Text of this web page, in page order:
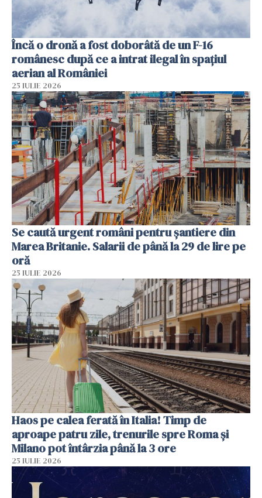
Încă o dronă a fost doborâtă de un F-16
românesc după ce a intrat ilegal în spațiul
aerian al României
25 IULIE 2026
Se caută urgent români pentru șantiere din
Marea Britanie. Salarii de până la 29 de lire pe
oră
25 IULIE 2026
Haos pe calea ferată în Italia! Timp de
aproape patru zile, trenurile spre Roma și
Milano pot întârzia până la 3 ore
25 IULIE 2026